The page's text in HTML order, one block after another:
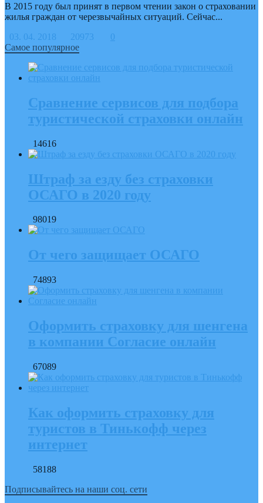
В 2015 году был принят в первом чтении закон о страховании
жилья граждан от черезвычайных ситуаций. Сейчас...
03. 04. 2018
20973
0
Самое популярное
Сравнение сервисов для подбора
туристической страховки онлайн
14616
Штраф за езду без страховки
ОСАГО в 2020 году
98019
От чего защищает ОСАГО
74893
Оформить страховку для шенгена
в компании Согласие онлайн
67089
Как оформить страховку для
туристов в Тинькофф через
интернет
58188
Подписывайтесь на наши соц. сети